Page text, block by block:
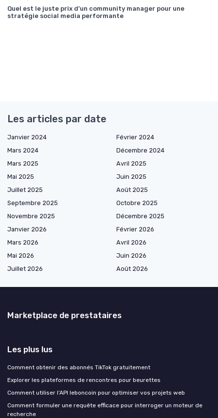
Quel est le juste prix d’un community manager pour une
stratégie social media performante
Les articles par date
Janvier 2024
Février 2024
Mars 2024
Décembre 2024
Mars 2025
Avril 2025
Mai 2025
Juin 2025
Juillet 2025
Août 2025
Septembre 2025
Octobre 2025
Novembre 2025
Décembre 2025
Janvier 2026
Février 2026
Mars 2026
Avril 2026
Mai 2026
Juin 2026
Juillet 2026
Août 2026
Marketplace de prestataires
Les plus lus
Comment obtenir des abonnés TikTok gratuitement
Explorer les plateformes de rencontres pour beurettes
Comment utiliser l’API leboncoin pour optimiser vos projets web
Comment formuler une requête efficace pour interroger un moteur de
recherche